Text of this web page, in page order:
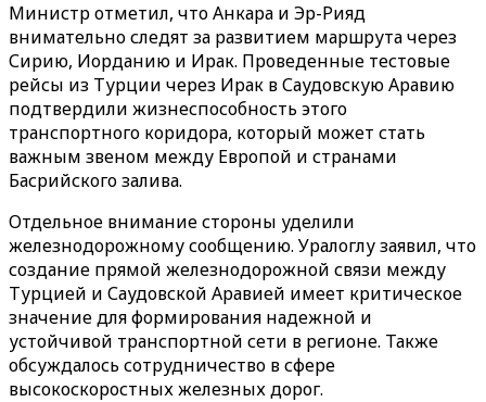
Министр отметил, что Анкара и Эр-Рияд
внимательно следят за развитием маршрута через
Сирию, Иорданию и Ирак. Проведенные тестовые
рейсы из Турции через Ирак в Саудовскую Аравию
подтвердили жизнеспособность этого
транспортного коридора, который может стать
важным звеном между Европой и странами
Басрийского залива.
Отдельное внимание стороны уделили
железнодорожному сообщению. Уралоглу заявил, что
создание прямой железнодорожной связи между
Турцией и Саудовской Аравией имеет критическое
значение для формирования надежной и
устойчивой транспортной сети в регионе. Также
обсуждалось сотрудничество в сфере
высокоскоростных железных дорог.